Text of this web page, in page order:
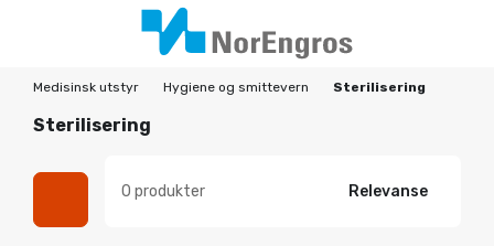
Medisinsk utstyr Hygiene og smittevern Sterilisering
Sterilisering
0 produkter Relevanse